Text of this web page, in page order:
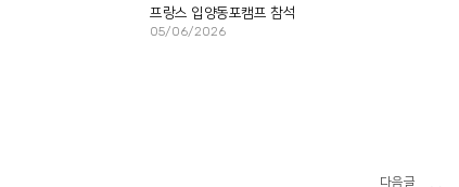
프랑스 입양동포캠프 참석
05/06/2026
다음글